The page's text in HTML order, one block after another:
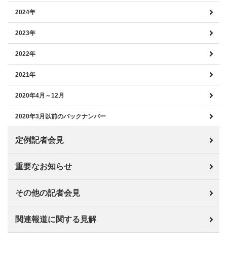
2024年
2023年
2022年
2021年
2020年4月～12月
2020年3月以前のバックナンバー
定例記者会見
重要なお知らせ
その他の記者会見
関連報道に関する見解